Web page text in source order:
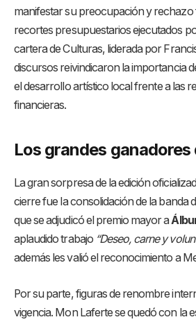
manifestar su preocupación y rechazo
recortes presupuestarios ejecutados
cartera de Culturas, liderada por
discursos reivindicaron la importancia
el desarrollo artístico local frente a las
financieras.
Los grandes ganadores
La gran sorpresa de la edición
cierre fue la consolidación de la banda
que se adjudicó el premio mayor a
aplaudido trabajo “Deseo, carne y
además les valió el reconocimiento a
Por su parte, figuras de renombre
vigencia. Mon Laferte se quedó con la